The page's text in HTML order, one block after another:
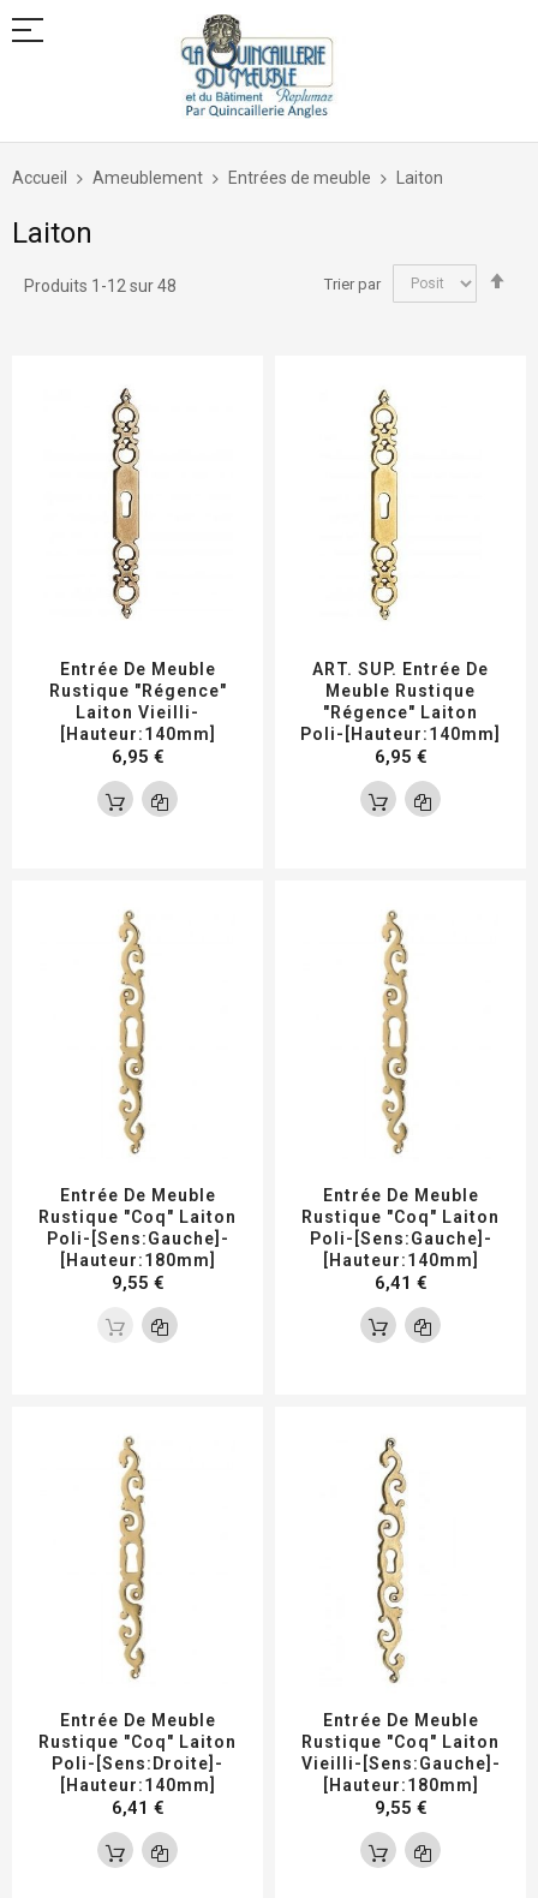
Allez
contenu
Accueil Ameublement Entrées de meuble Laiton
Laiton
Produits 1 -12 sur48 Trier par
Entrée De Meuble
Rustique "Régence"
Laiton Vieilli-
[Hauteur:140mm]
6,95 €
ART. SUP. Entrée De
Meuble Rustique
"Régence" Laiton
Poli-[Hauteur:140mm]
6,95 €
Entrée De Meuble
Rustique "coq" Laiton
Poli-[Sens:Gauche]-
[Hauteur:180mm]
9,55 €
Entrée De Meuble
Rustique "coq" Laiton
Poli-[Sens:Gauche]-
[Hauteur:140mm]
6,41 €
Entrée De Meuble
Rustique "coq" Laiton
Poli-[Sens:Droite]-
[Hauteur:140mm]
6,41 €
Entrée De Meuble
Rustique "coq" Laiton
Vieilli-[Sens:Gauche]-
[Hauteur:180mm]
9,55 €